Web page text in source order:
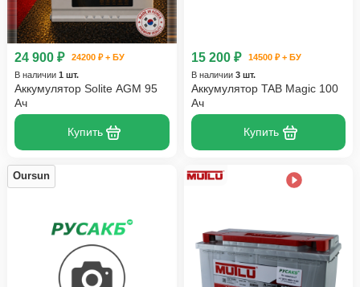
24 900 ₽
24200 ₽ + БУ
В наличии 1 шт.
Аккумулятор Solite AGM 95
Ач
Купить
15 200 ₽
14500 ₽ + БУ
В наличии 3 шт.
Аккумулятор TAB Magic 100
Ач
Купить
Oursun